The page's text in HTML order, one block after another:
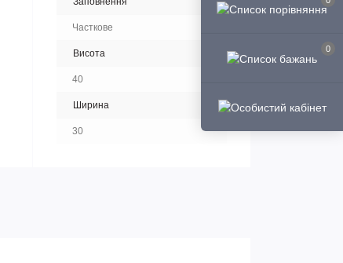
0
Часткове
Висота
40
Ширина
30